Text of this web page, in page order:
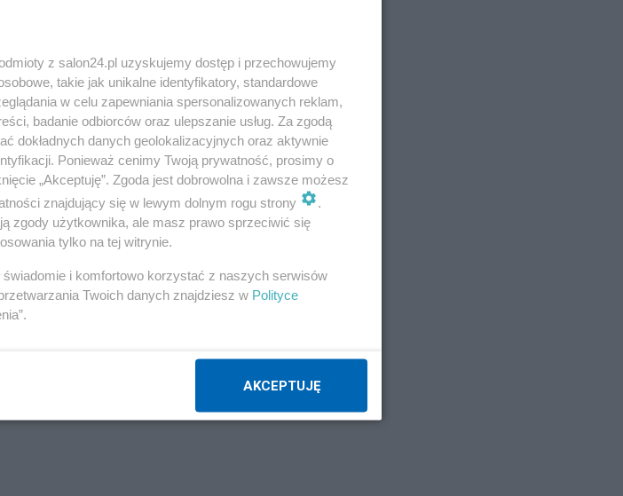
Czy wiedzieliście, że panienki
jednego z obrazów, o których
wyidealizowane,
z salon24.pl uzyskujemy dostęp i przechowujemy
takie jak unikalne identyfikatory, standardowe
w celu zapewniania spersonalizowanych reklam,
badanie odbiorców oraz ulepszanie usług. Za zgodą
dokładnych danych geolokalizacyjnych oraz aktywnie
Ponieważ cenimy Twoją prywatność, prosimy o
„Akceptuję”. Zgoda jest dobrowolna i zawsze możesz
znajdujący się w lewym dolnym rogu strony
.
zgody użytkownika, ale masz prawo sprzeciwić się
tylko na tej witrynie.
i komfortowo korzystać z naszych serwisów
Twoich danych znajdziesz w Polityce
AKCEPTUJĘ